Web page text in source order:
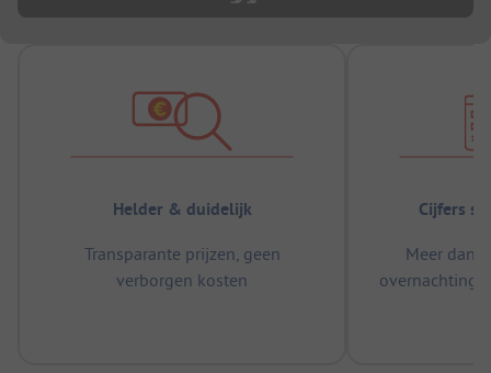
Helder & duidelijk
Transparante prijzen, geen
verborgen kosten
Cijfers
Meer dan